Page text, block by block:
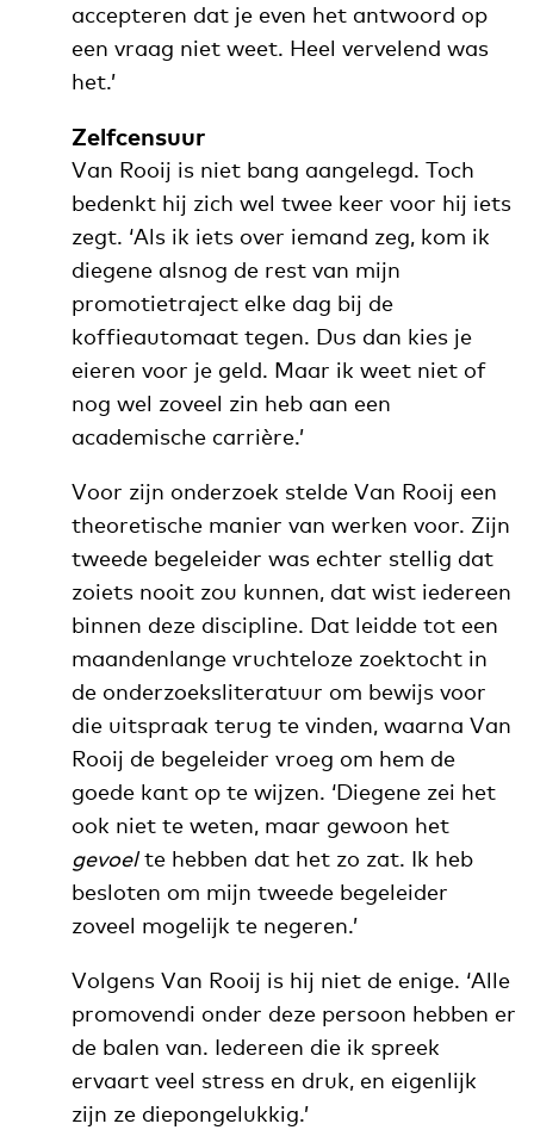
accepteren dat je even het antwoord op
een vraag niet weet. Heel vervelend was
het.’
Zelfcensuur
Van Rooij is niet bang aangelegd. Toch
bedenkt hij zich wel twee keer voor hij iets
zegt. ‘Als ik iets over iemand zeg, kom ik
diegene alsnog de rest van mijn
promotietraject elke dag bij de
koffieautomaat tegen. Dus dan kies je
eieren voor je geld. Maar ik weet niet of
nog wel zoveel zin heb aan een
academische carrière.’
Voor zijn onderzoek stelde Van Rooij een
theoretische manier van werken voor. Zijn
tweede begeleider was echter stellig dat
zoiets nooit zou kunnen, dat wist iedereen
binnen deze discipline. Dat leidde tot een
maandenlange vruchteloze zoektocht in
de onderzoeksliteratuur om bewijs voor
die uitspraak terug te vinden, waarna Van
Rooij de begeleider vroeg om hem de
goede kant op te wijzen. ‘Diegene zei het
ook niet te weten, maar gewoon het
gevoelte hebben dat het zo zat. Ik heb
besloten om mijn tweede begeleider
zoveel mogelijk te negeren.’
Volgens Van Rooij is hij niet de enige. ‘Alle
promovendi onder deze persoon hebben er
de balen van. Iedereen die ik spreek
ervaart veel stress en druk, en eigenlijk
zijn ze diepongelukkig.’